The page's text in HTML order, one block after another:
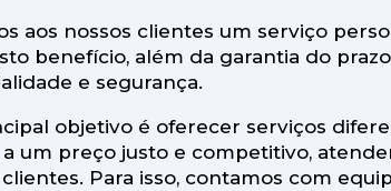
aos nossos clientes um serviço
benefício, além da garantia do
e segurança.
objetivo é oferecer serviços
a um preço justo e competitivo,
Para isso, contamos com